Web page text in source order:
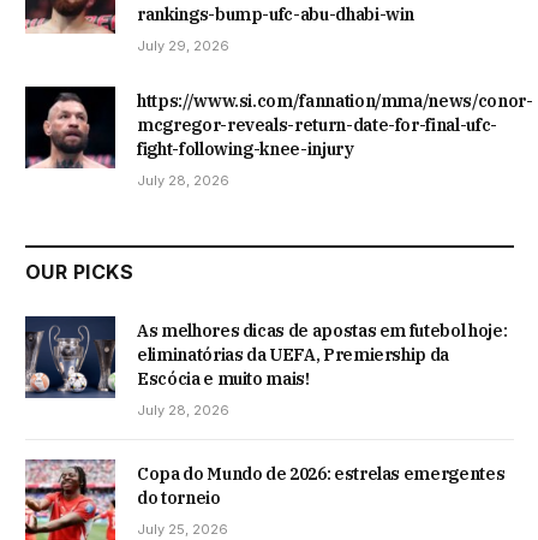
rankings-bump-ufc-abu-dhabi-win
July 29, 2026
https://www.si.com/fannation/mma/news/conor-
mcgregor-reveals-return-date-for-final-ufc-
fight-following-knee-injury
July 28, 2026
OUR PICKS
As melhores dicas de apostas em futebol hoje:
eliminatórias da UEFA, Premiership da
Escócia e muito mais!
July 28, 2026
Copa do Mundo de 2026: estrelas emergentes
do torneio
July 25, 2026